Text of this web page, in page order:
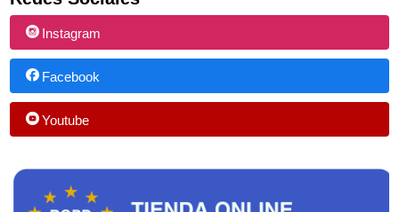
Instagram
Facebook
Youtube